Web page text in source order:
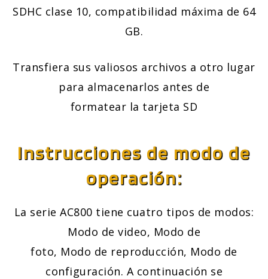
SDHC clase 10, compatibilidad máxima de 64
GB.
Transfiera sus valiosos archivos a otro lugar
para almacenarlos antes de
formatear la tarjeta SD
Instrucciones de modo de
operación:
La serie AC800 tiene cuatro tipos de modos:
Modo de video, Modo de
foto, Modo de reproducción, Modo de
configuración. A continuación se